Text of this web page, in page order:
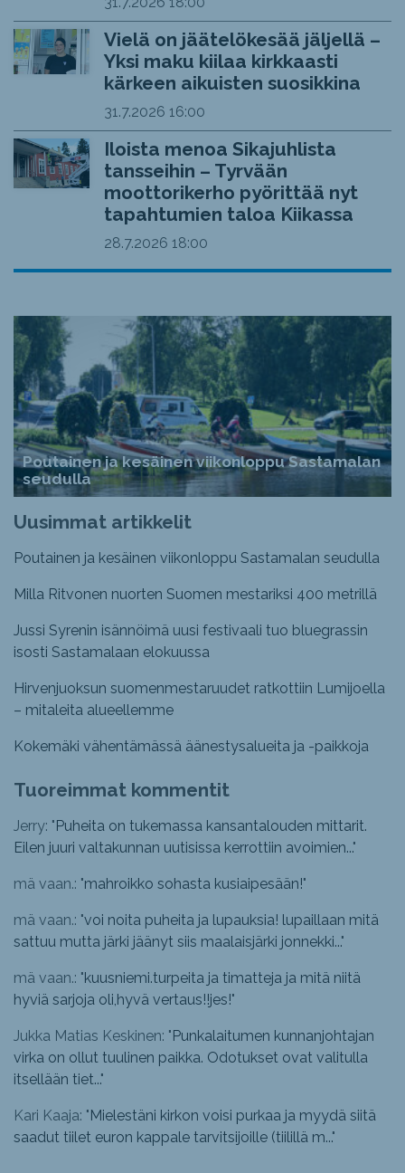
Vielä on jäätelökesää jäljellä –
Yksi maku kiilaa kirkkaasti
kärkeen aikuisten suosikkina
31.7.2026 16:00
Iloista menoa Sikajuhlista
tansseihin – Tyrvään
moottorikerho pyörittää nyt
tapahtumien taloa Kiikassa
28.7.2026 18:00
Poutainen ja kesäinen viikonloppu Sastamalan
seudulla
Uusimmat artikkelit
Poutainen ja kesäinen viikonloppu Sastamalan seudulla
Milla Ritvonen nuorten Suomen mestariksi 400 metrillä
Jussi Syrenin isännöimä uusi festivaali tuo bluegrassin
isosti Sastamalaan elokuussa
Hirvenjuoksun suomenmestaruudet ratkottiin Lumijoella
– mitaleita alueellemme
Kokemäki vähentämässä äänestysalueita ja -paikkoja
Tuoreimmat kommentit
Jerry: "Puheita on tukemassa kansantalouden mittarit.
Eilen juuri valtakunnan uutisissa kerrottiin avoimien..."
mä vaan.: "mahroikko sohasta kusiaipesään!"
mä vaan.: "voi noita puheita ja lupauksia! lupaillaan mitä
sattuu mutta järki jäänyt siis maalaisjärki jonnekki..."
mä vaan.: "kuusniemi.turpeita ja timatteja ja mitä niitä
hyviä sarjoja oli,hyvä vertaus!!jes!"
Jukka Matias Keskinen: "Punkalaitumen kunnanjohtajan
virka on ollut tuulinen paikka. Odotukset ovat valitulla
itsellään tiet..."
Kari Kaaja: "Mielestäni kirkon voisi purkaa ja myydä siitä
saadut tiilet euron kappale tarvitsijoille (tiilillä m..."